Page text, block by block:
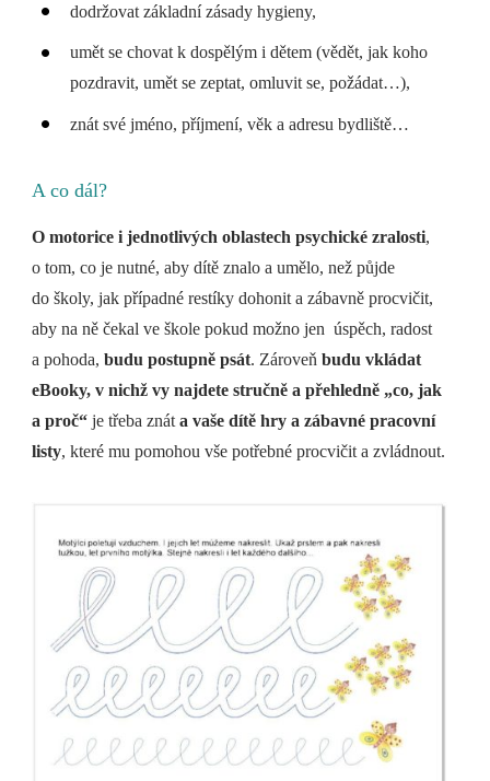
dodržovat základní zásady hygieny,
umět se chovat k dospělým i dětem (vědět, jak koho
pozdravit, umět se zeptat, omluvit se, požádat…),
znát své jméno, příjmení, věk a adresu bydliště…
A co dál?
O motorice i jednotlivých oblastech psychické zralosti,
o tom, co je nutné, aby dítě znalo a umělo, než půjde
do školy, jak případné restíky dohonit a zábavně procvičit,
aby na ně čekal ve škole pokud možno jen úspěch, radost
a pohoda,budu postupně psát. Zároveňbudu vkládat
eBooky, v nichž vy najdete stručně a přehledně „co, jak
a proč“ je třeba znáta vaše dítě hry a zábavné pracovní
listy, které mu pomohou vše potřebné procvičit a zvládnout.